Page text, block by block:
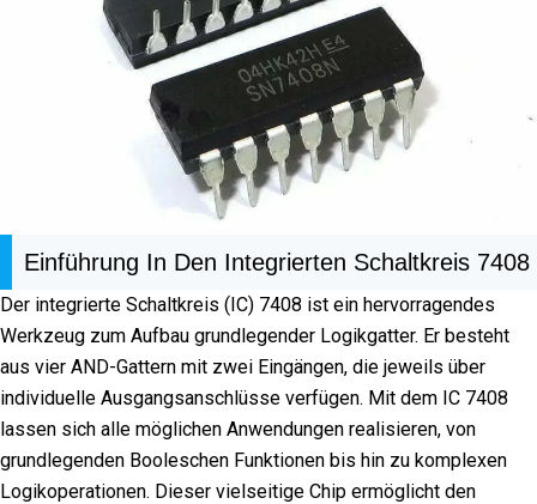
Einführung In Den Integrierten Schaltkreis 7408
Der integrierte Schaltkreis (IC) 7408 ist ein hervorragendes
Werkzeug zum Aufbau grundlegender Logikgatter. Er besteht
aus vier AND-Gattern mit zwei Eingängen, die jeweils über
individuelle Ausgangsanschlüsse verfügen. Mit dem IC 7408
lassen sich alle möglichen Anwendungen realisieren, von
grundlegenden Booleschen Funktionen bis hin zu komplexen
Logikoperationen. Dieser vielseitige Chip ermöglicht den